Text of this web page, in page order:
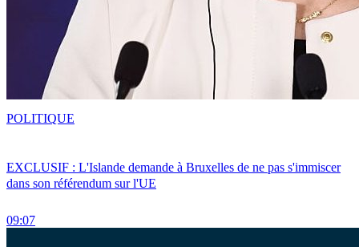
EXCLUSIF : L'Islande demande à Bruxelles de ne pas s'immiscer
dans son référendum sur l'UE
09:07
POLITIQUE